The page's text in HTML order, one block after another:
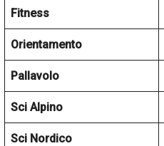
Fitness
Orientamento
Pallavolo
Sci Alpino
Sci Nordico